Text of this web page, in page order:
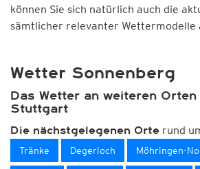
können Sie sich natürlich auch die
sämtlicher relevanter Wettermodelle
Wetter Sonnenberg
Das Wetter an weiteren
Stuttgart
Die nächstgelegenen Orte rund
Tränke Degerloch Möhringen-